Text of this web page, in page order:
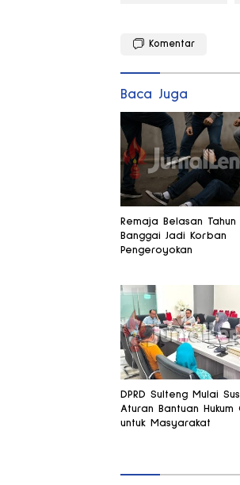
Komentar
Baca Juga
Remaja Belasan Tahun
Banggai Jadi Korban
Pengeroyokan
DPRD Sulteng Mulai
Aturan Bantuan Hukum
untuk Masyarakat